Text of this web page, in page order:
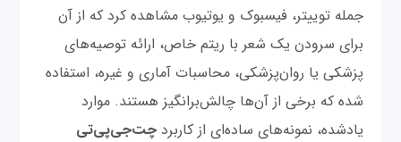
جمله توییتر، فیسبوک و یوتیوب مشاهده کرد که از آن
برای سرودن یک شعر با ریتم خاص، ارائه توصیه‌های
پزشکی یا روان‌پزشکی، محاسبات آماری و غیره، استفاده
شده که برخی از آن‌ها چالش‌برانگیز هستند. موارد
یادشده، نمونه‌های ساده‌ای از کاربردچت‌‌جی‌پی‌تی